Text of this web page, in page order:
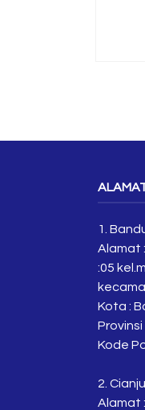
1.
Alamat
:05
Kota :
Kode
2.
Alamat